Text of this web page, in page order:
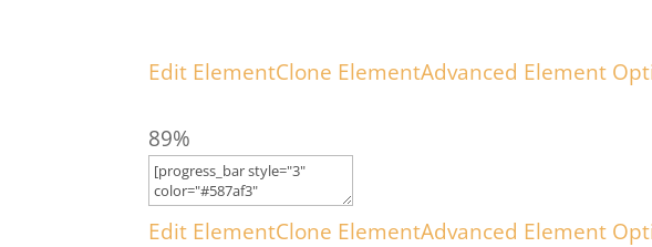
Edit ElementClone ElementAdvanced Element
89%
Edit ElementClone ElementAdvanced Element